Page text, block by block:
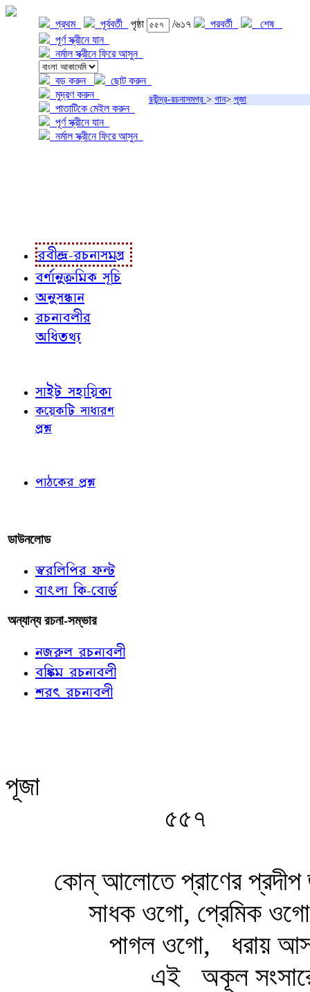
প্রথম পূর্ববর্তী পৃষ্ঠা /৬১৭ পরবর্তী
শেষ
পূর্ণ স্ক্রীনে যান
নর্মাল স্ক্রীনে ফিরে আসুন
বড় করুন
ছোট করুন
মুদ্রণ করুন
পাতাটিকে মেইল করুন
পূর্ণ স্ক্রীনে যান
নর্মাল স্ক্রীনে ফিরে আসুন
রবীন্দ্র-রচনাসমগ্র > গান> পূজা
রবীন্দ্র-রচনাসমগ্র
বর্ণানুক্রমিক সূচি
অনুসন্ধান
রচনাবলীর
অধিতথ্য
সাইট সহায়িকা
কয়েকটি সাধারণ
প্রশ্ন
পাঠকের প্রশ্ন
ডাউনলোড
স্বরলিপির ফন্ট
বাংলা কি-বোর্ড
অন্যান্য রচনা-সম্ভার
নজরুল রচনাবলী
বঙ্কিম রচনাবলী
শরৎ রচনাবলী
পূজা
৫৫৭
কোন্‌ আলোতে প্রাণের প্রদীপ
সাধক ওগো, প্রেমিক
পাগল ওগো,
ধরায়
এই
অকূল